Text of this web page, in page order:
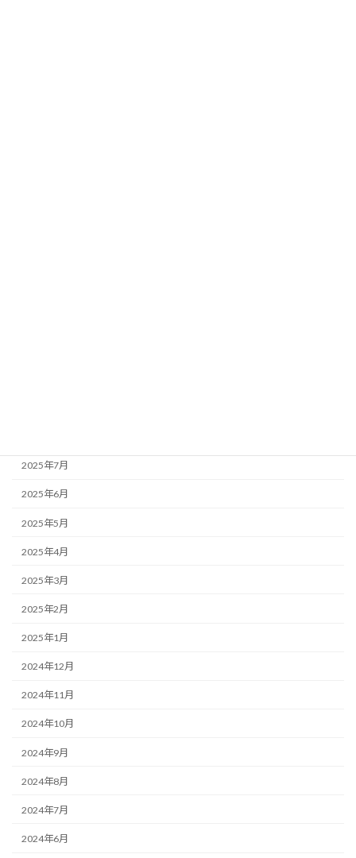
2025年7月
2025年6月
2025年5月
2025年4月
2025年3月
2025年2月
2025年1月
2024年12月
2024年11月
2024年10月
2024年9月
2024年8月
2024年7月
2024年6月